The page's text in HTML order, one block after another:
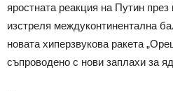
яростната реакция на Путин
изстреля междуконтинентална
новата хиперзвукова ракета
съпроводено с нови заплахи за